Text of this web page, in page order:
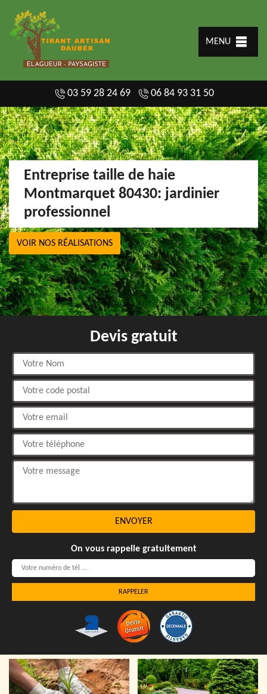
MENU
03 59 28 24 69 06 84 93 31 50
Entreprise taille de haie
Montmarquet 80430: jardinier
professionnel
VOIR NOS RÉALISATIONS
Devis gratuit
On vous rappelle gratuitement